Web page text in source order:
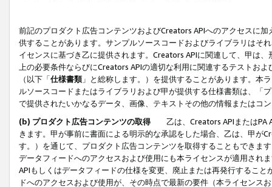
前記のプロダクト広告コンテンツおよびCreators APIへのアクセスに
供することがあります。サンプルソースコードおよびライブラリはそ
イセンスに基づき乙に提供されます。Creators APIに関連して、甲は
上の必要条件ならびにCreators APIの適切な利用に関連するテストお
（以下「仕様書類」と総称します。）を提供することがあります。本
ルソースコードまたはライブラリおよび甲が提供する仕様書類は、「
で提供されたいかなるデータ、画像、テキストその他の情報またはコ
(b) プロダクト広告コンテンツの取得
乙は、Creators APIまたはPA
きます。甲が事前に書面による明示的な承認をした場合、乙は、甲が
す。）を通じて、プロダクト広告コンテンツを取得することもできま
データフィードへのアクセスおよび使用にも本ライセンスが適用され
APIもしくはデータフィードの仕様を変更、廃止または再発行するこ
ドへのアクセスおよび使用が、その時点で最新の要件（本ライセン